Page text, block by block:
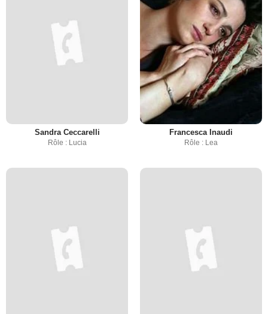
Sandra Ceccarelli
Rôle : Lucia
Francesca Inaudi
Rôle : Lea